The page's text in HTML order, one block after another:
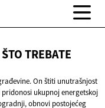
TREBATE
On štiti unutrašnjost
ukupnoj energetskoj
obnovi postojećeg